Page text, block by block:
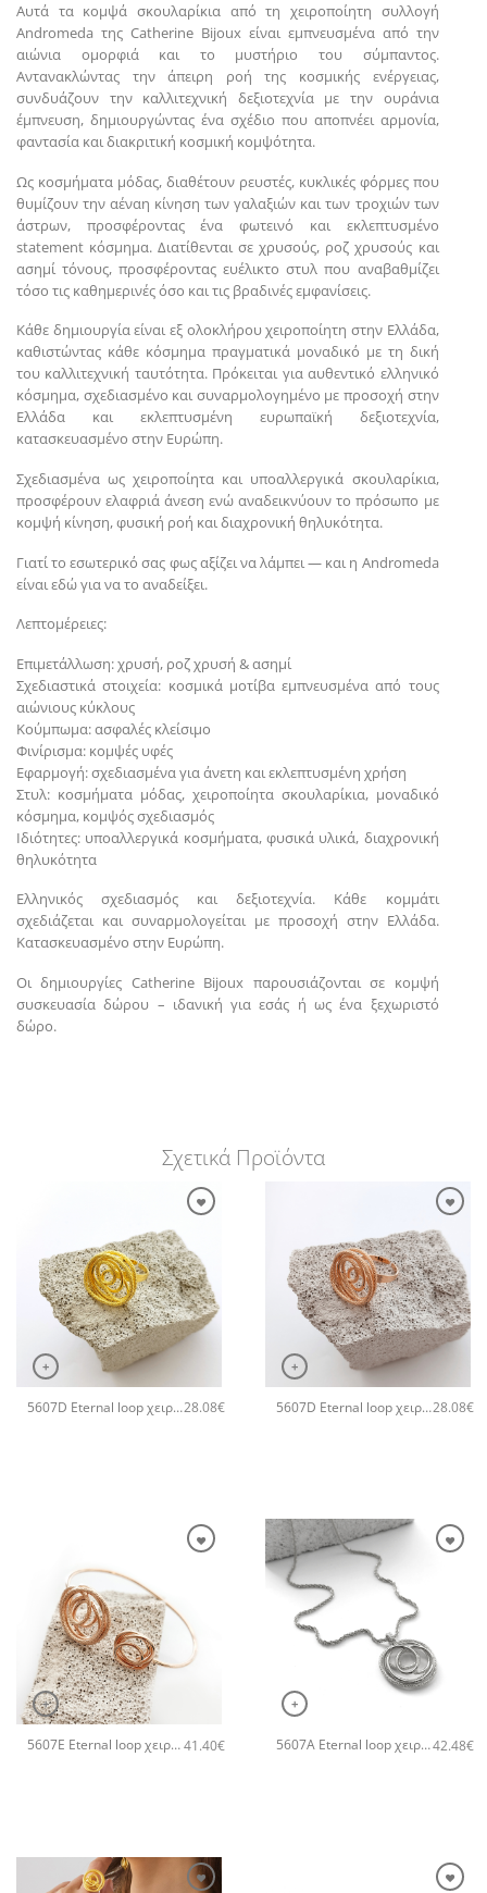
Αυτά τα κομψά σκουλαρίκια από τη χειροποίητη συλλογή
Andromeda της Catherine Bijoux είναι εμπνευσμένα από την
αιώνια ομορφιά και το μυστήριο του σύμπαντος.
Αντανακλώντας την άπειρη ροή της κοσμικής ενέργειας,
συνδυάζουν την καλλιτεχνική δεξιοτεχνία με την ουράνια
έμπνευση, δημιουργώντας ένα σχέδιο που αποπνέει αρμονία,
φαντασία και διακριτική κοσμική κομψότητα.
Ως κοσμήματα μόδας, διαθέτουν ρευστές, κυκλικές φόρμες που
θυμίζουν την αέναη κίνηση των γαλαξιών και των τροχιών των
άστρων, προσφέροντας ένα φωτεινό και εκλεπτυσμένο
statement κόσμημα. Διατίθενται σε χρυσούς, ροζ χρυσούς και
ασημί τόνους, προσφέροντας ευέλικτο στυλ που αναβαθμίζει
τόσο τις καθημερινές όσο και τις βραδινές εμφανίσεις.
Κάθε δημιουργία είναι εξ ολοκλήρου χειροποίητη στην Ελλάδα,
καθιστώντας κάθε κόσμημα πραγματικά μοναδικό με τη δική
του καλλιτεχνική ταυτότητα. Πρόκειται για αυθεντικό ελληνικό
κόσμημα, σχεδιασμένο και συναρμολογημένο με προσοχή στην
Ελλάδα και εκλεπτυσμένη ευρωπαϊκή δεξιοτεχνία,
κατασκευασμένο στην Ευρώπη.
Σχεδιασμένα ως χειροποίητα και υποαλλεργικά σκουλαρίκια,
προσφέρουν ελαφριά άνεση ενώ αναδεικνύουν το πρόσωπο με
κομψή κίνηση, φυσική ροή και διαχρονική θηλυκότητα.
Γιατί το εσωτερικό σας φως αξίζει να λάμπει — και η Andromeda
είναι εδώ για να το αναδείξει.
Λεπτομέρειες:
Επιμετάλλωση: χρυσή, ροζ χρυσή & ασημί
Σχεδιαστικά στοιχεία: κοσμικά μοτίβα εμπνευσμένα από τους
αιώνιους κύκλους
Κούμπωμα: ασφαλές κλείσιμο
Φινίρισμα: κομψές υφές
Εφαρμογή: σχεδιασμένα για άνετη και εκλεπτυσμένη χρήση
Στυλ: κοσμήματα μόδας, χειροποίητα σκουλαρίκια, μοναδικό
κόσμημα, κομψός σχεδιασμός
Ιδιότητες: υποαλλεργικά κοσμήματα, φυσικά υλικά, διαχρονική
θηλυκότητα
Ελληνικός σχεδιασμός και δεξιοτεχνία. Κάθε κομμάτι
σχεδιάζεται και συναρμολογείται με προσοχή στην Ελλάδα.
Κατασκευασμένο στην Ευρώπη.
Οι δημιουργίες Catherine Bijoux παρουσιάζονται σε κομψή
συσκευασία δώρου – ιδανική για εσάς ή ως ένα ξεχωριστό
δώρο.
Σχετικά Προϊόντα
+
5607D Eternal loop χειροποίητο δαχτυλιδι Catherine bijoux Χρυσό28.08€
+
5607D Eternal loop χειροποίητο δαχτυλιδι Catherine bijoux Ροζ χρυσό28.08€
+
5607E Eternal loop χειροποίητο βραχιόλι Catherine bijoux Ροζ χρυσό41.40€
+
5607A Eternal loop χειροποίητο κολιέ Catherine bijoux Ασημί42.48€